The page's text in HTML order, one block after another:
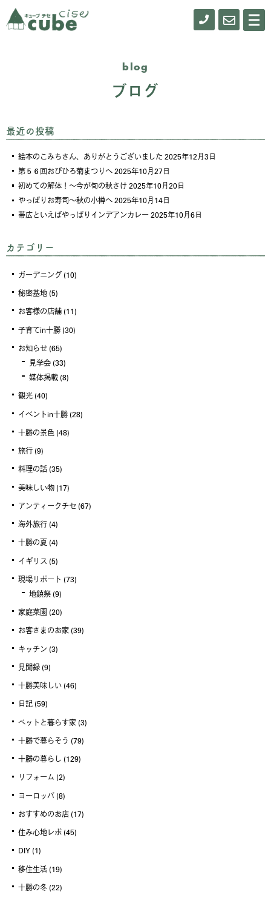
メ
ニ
0155- お
blog
ブログ
最近の投稿
絵本のこみちさん、ありがとうございました 2025年12月3日
第５６回おびひろ菊まつりへ2025年10月27日
初めての解体！～今が旬の秋さけ2025年10月20日
やっぱりお寿司～秋の小樽へ2025年10月14日
帯広といえばやっぱりインデアンカレー2025年10月6日
カテゴリー
ガーデニング (10)
秘密基地 (5)
お客様の店舗 (11)
子育てin十勝 (30)
お知らせ (65)
見学会 (33)
媒体掲載 (8)
観光 (40)
イベントin十勝 (28)
十勝の景色 (48)
旅行 (9)
料理の話 (35)
美味しい物 (17)
アンティークチセ (67)
海外旅行 (4)
十勝の夏 (4)
イギリス (5)
現場リポート (73)
地鎮祭 (9)
家庭菜園 (20)
お客さまのお家 (39)
キッチン (3)
見聞録 (9)
十勝美味しい (46)
日記 (59)
ペットと暮らす家 (3)
十勝で暮らそう (79)
十勝の暮らし (129)
リフォーム (2)
ヨーロッパ (8)
おすすめのお店 (17)
住み心地レポ (45)
DIY (1)
移住生活 (19)
十勝の冬 (22)